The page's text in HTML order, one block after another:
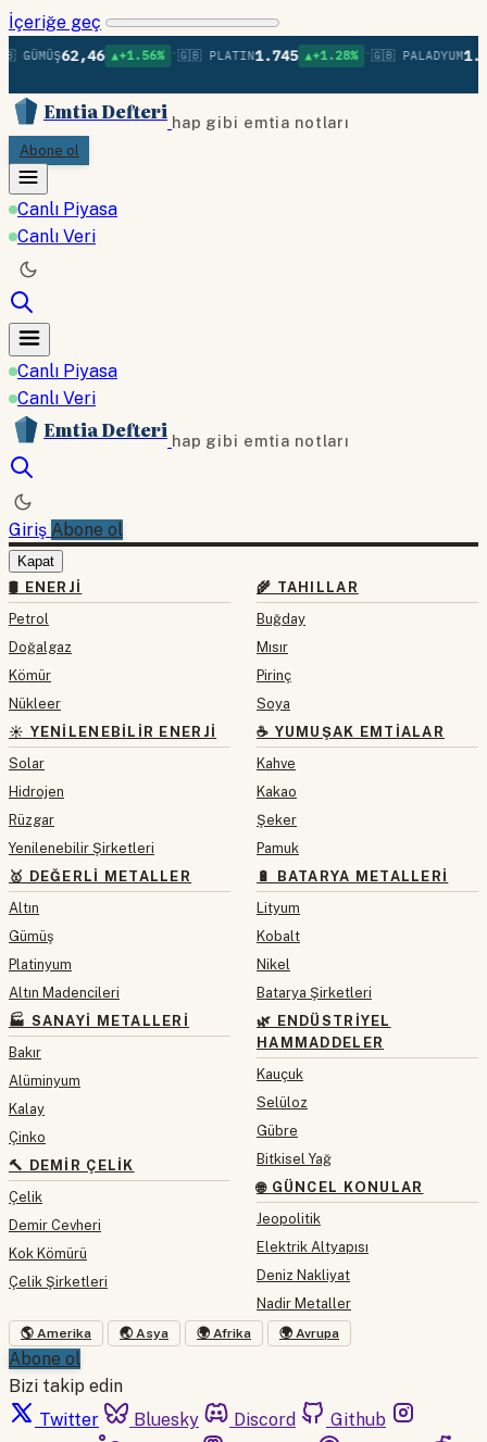
İçeriğe geç
62,46 ▲+1.56% •🇬🇧 PLATIN1.745 ▲+1.28% •🇬🇧 PALADYUM
Emtia Defteri hap gibi emtia notları
Abone ol
Canlı Piyasa
Canlı Veri
Canlı Piyasa
Canlı Veri
Emtia Defteri hap gibi emtia notları
Giriş Abone ol
Kapat
🛢 ENERJI
Petrol
Doğalgaz
Kömür
Nükleer
☀️ YENILENEBILIR ENERJI
Solar
Hidrojen
Rüzgar
Yenilenebilir Şirketleri
🥇 DEĞERLI METALLER
Altın
Gümüş
Platinyum
Altın Madencileri
🏭 SANAYI METALLERI
Bakır
Alüminyum
Kalay
Çinko
🔨 DEMIR ÇELIK
Çelik
Demir Cevheri
Kok Kömürü
Çelik Şirketleri
🌾 TAHILLAR
Buğday
Mısır
Pirinç
Soya
☕ YUMUŞAK EMTIALAR
Kahve
Kakao
Şeker
Pamuk
🔋 BATARYA METALLERI
Lityum
Kobalt
Nikel
Batarya Şirketleri
🌿 ENDÜSTRIYEL
HAMMADDELER
Kauçuk
Selüloz
Gübre
Bitkisel Yağ
🌐 GÜNCEL KONULAR
Jeopolitik
Elektrik Altyapısı
Deniz Nakliyat
Nadir Metaller
🌎 Amerika 🌏 Asya 🌍 Afrika 🌍 Avrupa
Abone ol
Bizi takip edin
Twitter
Bluesky Discord
Github